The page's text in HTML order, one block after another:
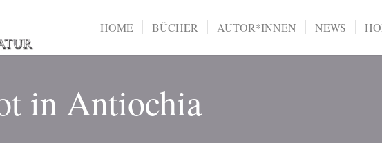
HOME BÜCHER AUTOR*INNEN NEWS
in Antiochia